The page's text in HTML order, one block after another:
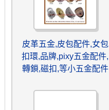
皮革五金,皮包配件,女包
扣環,品牌,pixy五金配件,
轉鎖,磁扣,等小五金配件